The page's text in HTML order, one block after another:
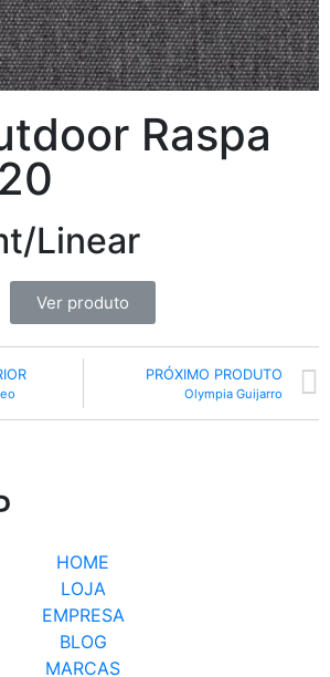
Raspa
Linear
Ver produto
PRÓXIMO PRODUTO
Olympia Guijarro
HOME
LOJA
EMPRESA
BLOG
MARCAS